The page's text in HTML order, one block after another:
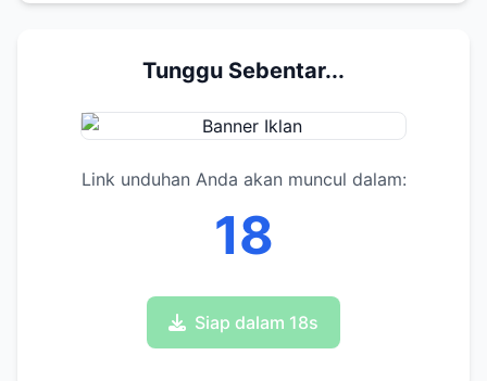
Tunggu Sebentar...
Link unduhan Anda akan muncul dalam:
17
Siap dalam 17s